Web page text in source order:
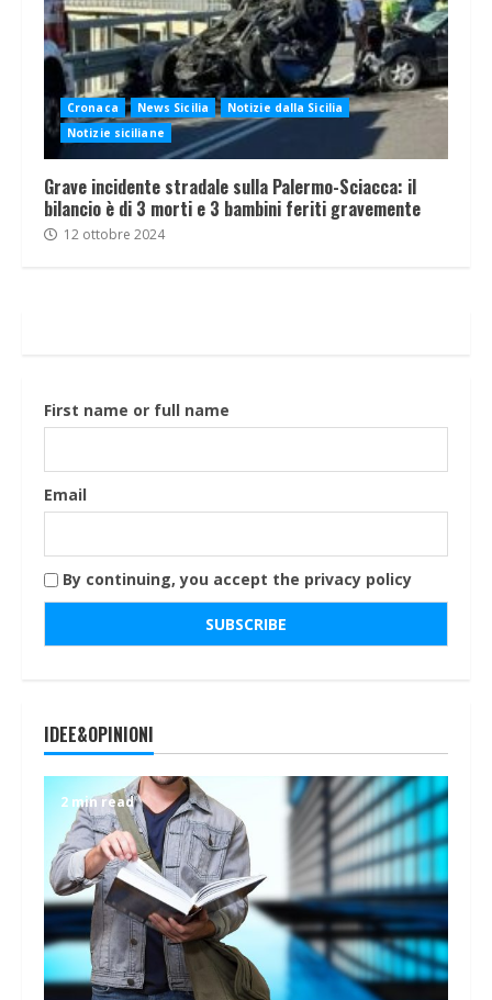
Cronaca News Sicilia
Notizie dalla Sicilia
Notizie siciliane
Grave incidente stradale sulla Palermo-Sciacca: il
bilancio è di 3 morti e 3 bambini feriti gravemente
12 ottobre 2024
First name or full name
Email
By continuing, you accept the privacy policy
IDEE&OPINIONI
2 min read